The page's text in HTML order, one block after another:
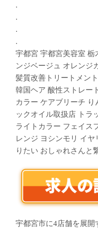
.
.
.
.
宇都宮 宇都宮美容室 栃
ンジベージュ オレンジ
髪質改善トリートメン
韓国ヘア 酸性ストレー
カラー ケアブリーチ
ックオイル取扱店 トラ
ライトカラー フェイス
レンジ ヨシンモリ イ
りたい おしゃれさんと
宇都宮市に4店舗を展開